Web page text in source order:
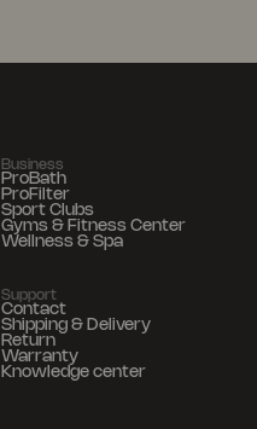
Business
ProBath
ProFilter
Sport Clubs
Gyms & Fitness Center
Wellness & Spa
Support
Contact
Shipping & Delivery
Return
Warranty
Knowledge center